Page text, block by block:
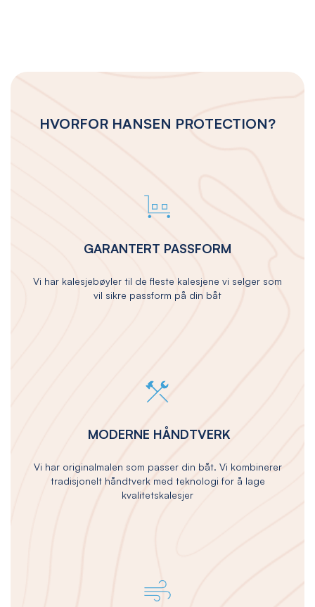
HVORFOR HANSEN PROTECTION?
GARANTERT PASSFORM
Vi har kalesjebøyler til de fleste kalesjene vi selger som
vil sikre passform på din båt
MODERNE HÅNDTVERK
Vi har originalmalen som passer din båt. Vi kombinerer
tradisjonelt håndtverk med teknologi for å lage
kvalitetskalesjer